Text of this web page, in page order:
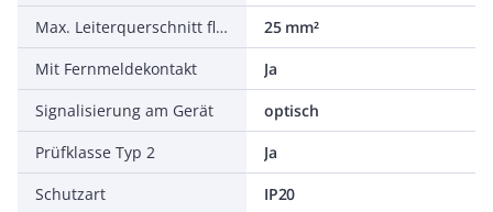
Max. Leiterquerschnitt flexibel (feindrähtig)
25 mm²
Mit Fernmeldekontakt
Ja
Signalisierung am Gerät
optisch
Prüfklasse Typ 2
Ja
Schutzart
IP20